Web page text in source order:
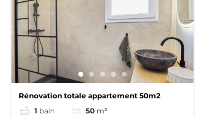
Rénovation totale appartement 50m2
1 bain 50 m²